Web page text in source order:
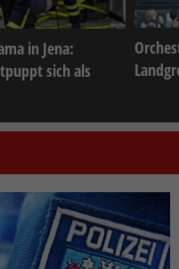
in Jena:
sich als